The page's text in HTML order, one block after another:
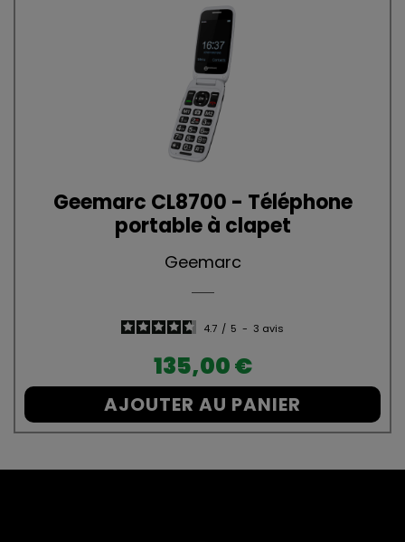
Geemarc CL8700 - Téléphone
portable à clapet
Geemarc
4.7 / 5 - 3 avis
Prix
135,00 €
AJOUTER AU PANIER